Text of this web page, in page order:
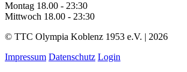
Montag 18.00 - 23:30
Mittwoch 18.00 - 23:30
© TTC Olympia Koblenz 1953 e.V. | 2026
Impressum Datenschutz Login